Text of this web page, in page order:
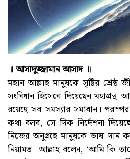
॥ আসাদুজ্জামান আসাদ ॥
মহান আল্লাহ মানুষকে সৃষ্টির শ্রেষ্ঠ
সংবিধান হিসেবে দিয়েছেন
রয়েছে সব সমস্যার সমাধান।
কথা বলব, সে দিক নির্দেশনা
নিজের অনুগ্রহে মানুষকে ভাষা দান
নিয়ামত। আল্লাহ বলেন, ‘আমি কি